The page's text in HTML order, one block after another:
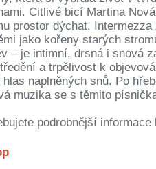
Citlivé bicí Martina
prostor dýchat.
jako kořeny starých
– je intimní, drsná i snová
a trpělivost k
naplněných snů. Po
muzika se s těmito
podrobnější